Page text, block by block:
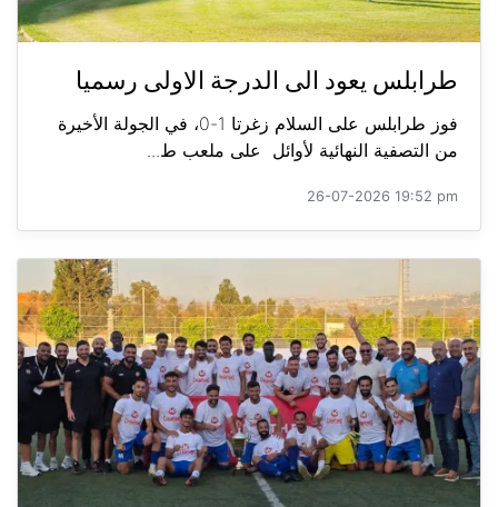
طرابلس يعود الى الدرجة الاولى رسميا
فوز طرابلس على السلام زغرتا 1-0، في الجولة الأخيرة
من التصفية النهائية لأوائل على ملعب ط...
26-07-2026 19:52 pm